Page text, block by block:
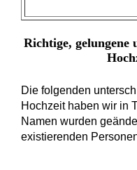
Richtige, gelungene
Die folgenden
Hochzeit haben wir in
Namen wurden
existierenden